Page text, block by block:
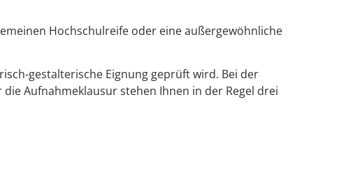
Hochschulreife oder eine außergewöhnliche
gestalterische Eignung geprüft wird. Bei der
Aufnahmeklausur stehen Ihnen in der Regel drei